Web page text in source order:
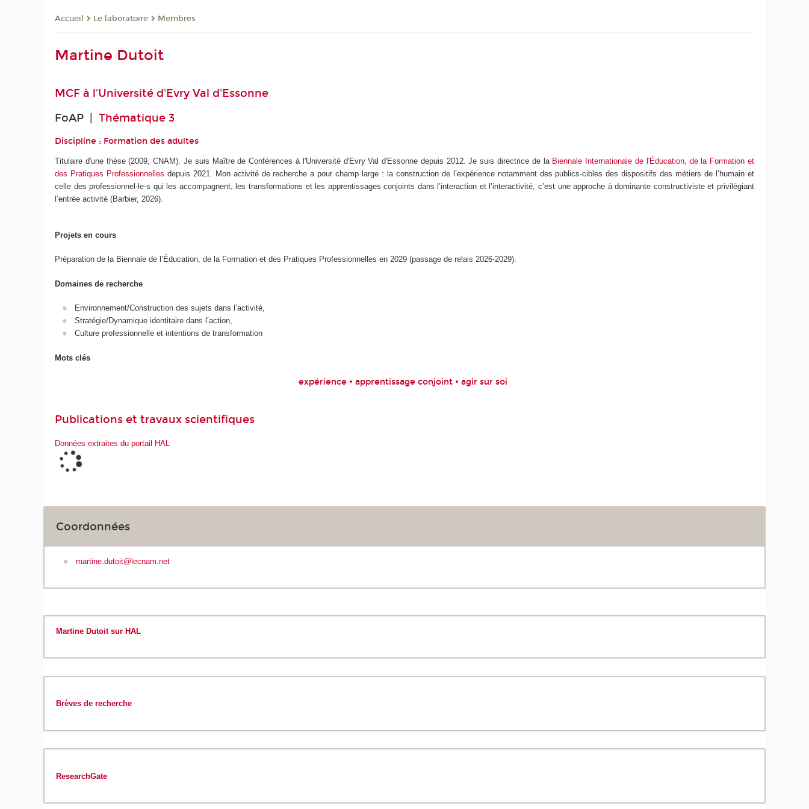
Accueil Le laboratoire Membres
Martine Dutoit
MCF à l'Université d'Evry Val d'Essonne
FoAP |Thématique 3
Discipline : Formation des adultes
Titulaire d'une thèse (2009, CNAM). Je suis Maître de Conférences à l'Université d'Evry Val d'Essonne depuis 2012. Je suis directrice de la Biennale Internationale de l'Éducation, de la Formation et
des Pratiques Professionnelles depuis 2021. Mon activité de recherche a pour champ large : la construction de l’expérience notamment des publics-cibles des dispositifs des métiers de l’humain et
celle des professionnel-le-s qui les accompagnent, les transformations et les apprentissages conjoints dans l’interaction et l’interactivité, c’est une approche à dominante constructiviste et privilégiant
l’entrée activité (Barbier, 2026).
Projets en cours
Préparation de la Biennale de l’Éducation, de la Formation et des Pratiques Professionnelles en 2029 (passage de relais 2026-2029).
Domaines de recherche
Environnement/Construction des sujets dans l’activité,
Stratégie/Dynamique identitaire dans l’action,
Culture professionnelle et intentions de transformation
Mots clés
expérience • apprentissage conjoint • agir sur soi
Publications et travaux scientifiques
Données extraites du portail HAL
Coordonnées
martine.dutoit@lecnam.net
Martine Dutoit sur HAL
Brèves de recherche
ResearchGate